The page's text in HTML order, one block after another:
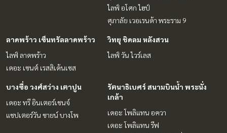
ไลฟ์ อโศก ไฮป์
ศุภาลัย เวอเรนด้า พระราม 9
ลาดพร้าว เซ็นทรัลลาดพร้าว
ไลฟ์ ลาดพร้าว
เดอะ เซนต์ เรสสิเด้นเซส
วิทยุ ชิดลม หลังสวน
ไลฟ์ วัน ไวร์เลส
บางซื่อ วงศ์สว่าง เตาปูน
เดอะ ทรี อินเตอร์เชนจ์
แชปเตอร์วัน ชายน์ บางโพ
รัตนาธิเบศร์ สนามบินน้ำ พระนั่ง
เกล้า
เดอะ โพลิแทน อควา
เดอะ โพลิแทน รีฟ